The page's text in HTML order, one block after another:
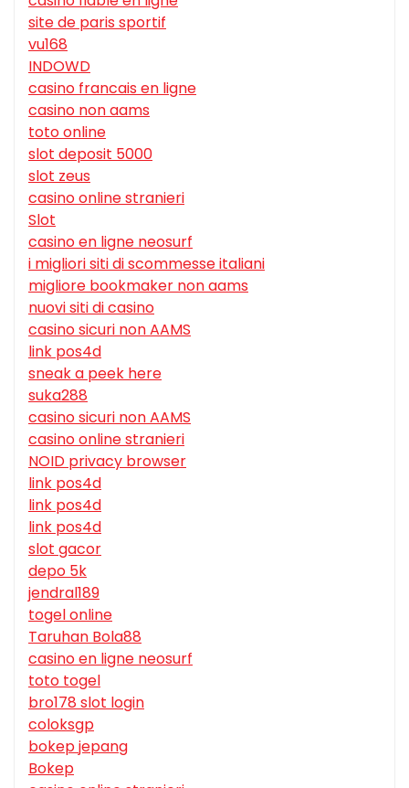
site de paris sportif
vu168
INDOWD
casino francais en ligne
casino non aams
toto online
slot deposit 5000
slot zeus
casino online stranieri
Slot
casino en ligne neosurf
i migliori siti di scommesse italiani
migliore bookmaker non aams
nuovi siti di casino
casino sicuri non AAMS
link pos4d
sneak a peek here
suka288
casino sicuri non AAMS
casino online stranieri
NOID privacy browser
link pos4d
link pos4d
link pos4d
slot gacor
depo 5k
jendral189
togel online
Taruhan Bola88
casino en ligne neosurf
toto togel
bro178 slot login
coloksgp
bokep jepang
Bokep